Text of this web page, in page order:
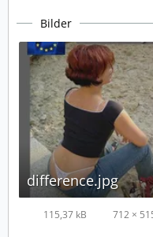
Bilder
difference.jpg
115,37 kB 712 ×